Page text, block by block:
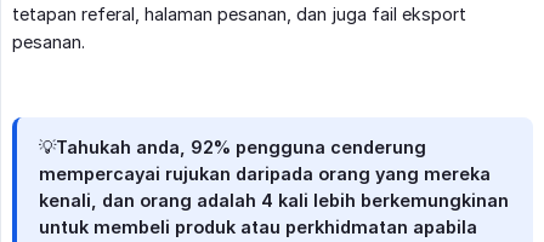
tetapan referal, halaman pesanan, dan juga fail eksport
pesanan.
💡Tahukah anda, 92% pengguna cenderung
mempercayai rujukan daripada orang yang mereka
kenali, dan orang adalah 4 kali lebih berkemungkinan
untuk membeli produk atau perkhidmatan apabila